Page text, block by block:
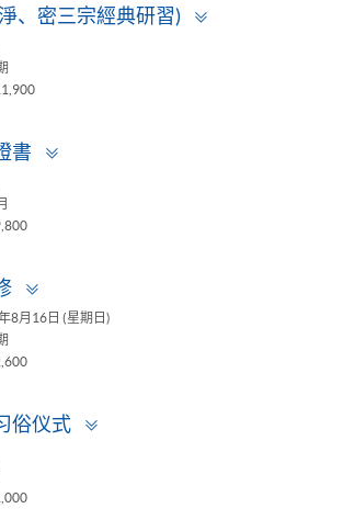
、密三宗經典研習)
書
8月16日 (星期日)
俗仪式